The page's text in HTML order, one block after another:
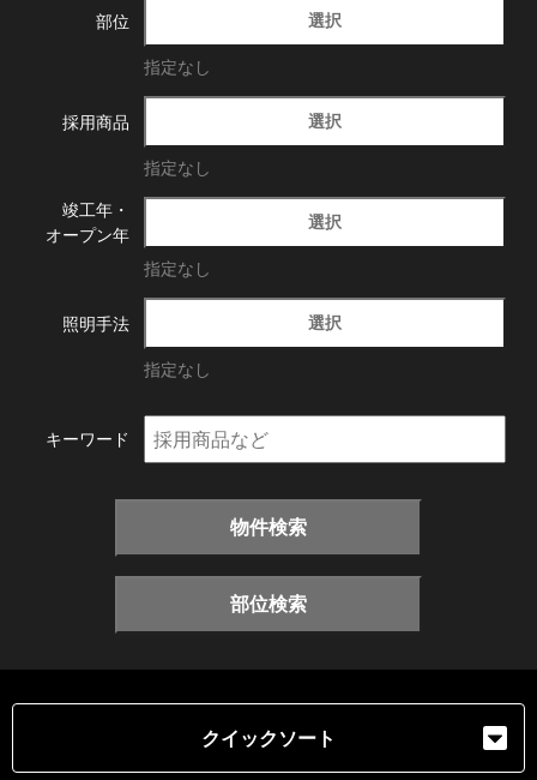
部位 選択
指定なし
採用商品 選択
指定なし
竣工年・
オープン年
選択
指定なし
照明手法 選択
指定なし
キーワード
物件検索
部位検索
クイックソート